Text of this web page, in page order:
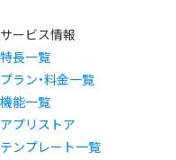
サービス情報
特長一覧
プラン・料金一覧
機能一覧
アプリストア
テンプレート一覧